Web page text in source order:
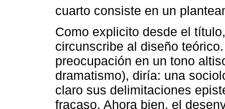
cuarto consiste en un
Como explicito desde el
circunscribe al diseño
preocupación en un tono
dramatismo), diría: una
claro sus delimitaciones
fracaso. Ahora bien, el